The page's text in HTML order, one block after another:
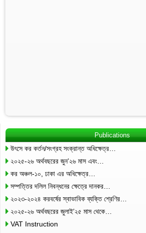
Publications
উৎসে কর কর্তন/সংগ্রহ সংক্রান্ত অধিক্ষেত্র…
২০২৫-২৬ অর্থবছরের জুন’২৬ মাস এবং…
কর অঞ্চল-১০, ঢাকা এর অধিক্ষেত্র…
সম্পত্তির দলিল নিবন্ধনের ক্ষেত্রে দানকর…
২০২৩-২০২৪ করবর্ষের স্বাভাবিক ব্যক্তি শ্রেণির…
২০২৫-২৬ অর্থবছরের জুলাই’২৫ মাস থেকে…
VAT Instruction